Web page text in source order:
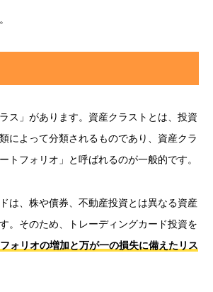
ス」があります。資産クラストとは、投資
によって分類されるものであり、資産クラ
トフォリオ」と呼ばれるのが一般的です。
は、株や債券、不動産投資とは異なる資産
。そのため、トレーディングカード投資を
ォリオの増加と万が一の損失に備えたリス